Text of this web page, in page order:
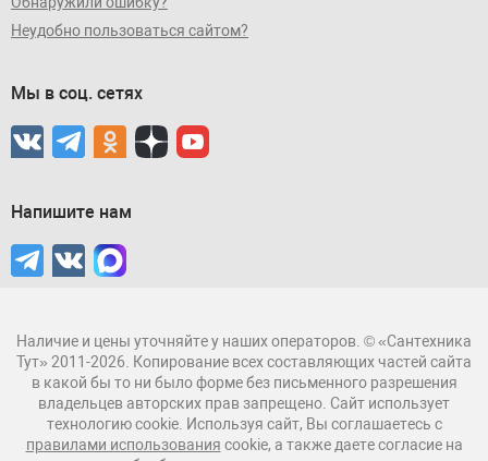
Неудобно пользоваться сайтом?
Мы в соц. сетях
Напишите нам
Наличие и цены уточняйте у наших операторов. © «Сантехника
Тут» 2011-2026. Копирование всех составляющих частей сайта
в какой бы то ни было форме без письменного разрешения
владельцев авторских прав запрещено. Сайт использует
технологию cookie. Используя сайт, Вы соглашаетесь с
правилами использования cookie, а также даете согласие на